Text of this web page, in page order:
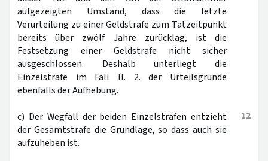
aufgezeigten Umstand, dass die letzte
Verurteilung zu einer Geldstrafe zum Tatzeitpunkt
bereits über zwölf Jahre zurücklag, ist die
Festsetzung einer Geldstrafe nicht sicher
ausgeschlossen. Deshalb unterliegt die
Einzelstrafe im Fall II. 2. der Urteilsgründe
ebenfalls der Aufhebung.
12
c) Der Wegfall der beiden Einzelstrafen entzieht
der Gesamtstrafe die Grundlage, so dass auch sie
aufzuheben ist.